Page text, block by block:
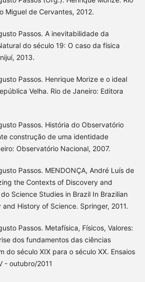
Miguel de Cervantes, 2012.
Passos. A inevitabilidade da
do século 19: O caso da física
2013.
Passos. Henrique Morize e o ideal
Velha. Rio de Janeiro: Editora
Passos. História do Observatório
construção de uma identidade
Observatório Nacional, 2007.
Passos. MENDONÇA, André Luís de
the Contexts of Discovery and
Science Studies in Brazil In Brazilian
and History of Science. Springer, 2011.
Passos. Metafísica, Físicos, Valores:
dos fundamentos das ciências
do século XIX para o século XX. Ensaios
- outubro/2011